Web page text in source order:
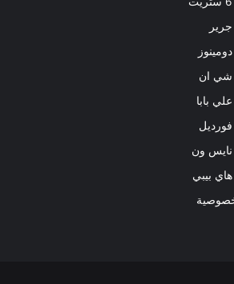
جرير
شي ان
بابا
فورديل
نايس ون
هاي بيبي